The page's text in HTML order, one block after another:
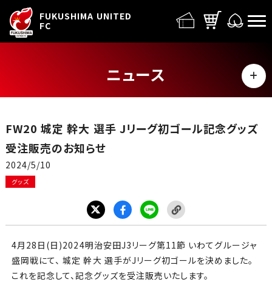
FUKUSHIMA UNITED
FC
ニュース
MENU
イベント
グッズ
チケット
FW20 城定 幹大 選手 Jリーグ初ゴール記念グッズ
受注販売のお知らせ
2024/5/10
グッズ
4月28 日 (日 )2024明治安田J3 リーグ第11節 いわてグルージャ
盛岡戦にて、 城定 幹大 選手がJ リーグ初ゴールを決めました。
これを記念して、記念グッズを受注販売いたします。